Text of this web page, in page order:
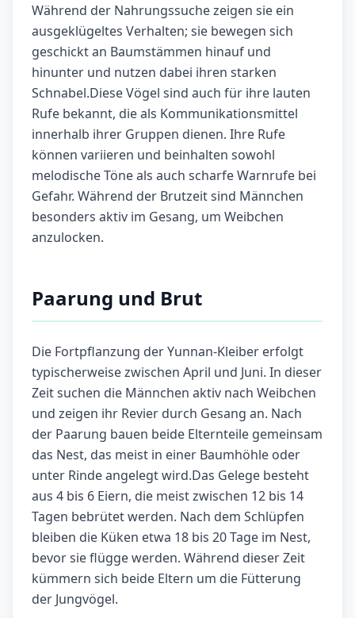
Während der Nahrungssuche zeigen sie ein
ausgeklügeltes Verhalten; sie bewegen sich
geschickt an Baumstämmen hinauf und
hinunter und nutzen dabei ihren starken
Schnabel.Diese Vögel sind auch für ihre lauten
Rufe bekannt, die als Kommunikationsmittel
innerhalb ihrer Gruppen dienen. Ihre Rufe
können variieren und beinhalten sowohl
melodische Töne als auch scharfe Warnrufe bei
Gefahr. Während der Brutzeit sind Männchen
besonders aktiv im Gesang, um Weibchen
anzulocken.
Paarung und Brut
Die Fortpflanzung der Yunnan-Kleiber erfolgt
typischerweise zwischen April und Juni. In dieser
Zeit suchen die Männchen aktiv nach Weibchen
und zeigen ihr Revier durch Gesang an. Nach
der Paarung bauen beide Elternteile gemeinsam
das Nest, das meist in einer Baumhöhle oder
unter Rinde angelegt wird.Das Gelege besteht
aus 4 bis 6 Eiern, die meist zwischen 12 bis 14
Tagen bebrütet werden. Nach dem Schlüpfen
bleiben die Küken etwa 18 bis 20 Tage im Nest,
bevor sie flügge werden. Während dieser Zeit
kümmern sich beide Eltern um die Fütterung
der Jungvögel.